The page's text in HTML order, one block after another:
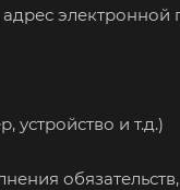
электронной
устройство и т.д.)